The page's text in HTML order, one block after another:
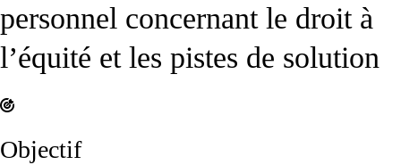
personnel concernant le droit à
l’équité et les pistes de solution
Objectif